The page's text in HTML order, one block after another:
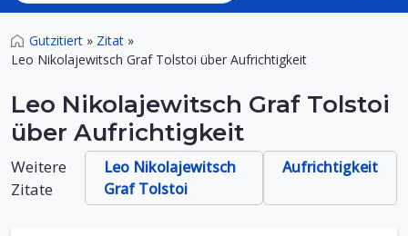
Gutzitiert » Zitat »
Leo Nikolajewitsch Graf Tolstoi über Aufrichtigkeit
Leo Nikolajewitsch Graf Tolstoi
über Aufrichtigkeit
Weitere
Zitate
Leo Nikolajewitsch
Graf Tolstoi
Aufrichtigkeit